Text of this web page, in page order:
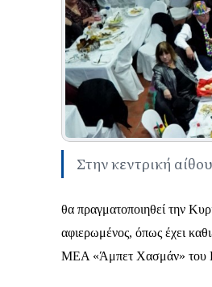
Στην κεντρική
θα πραγματοποιηθεί την
αφιερωμένος, όπως έχει
ΜΕΑ «Άμπετ Χασμάν» του